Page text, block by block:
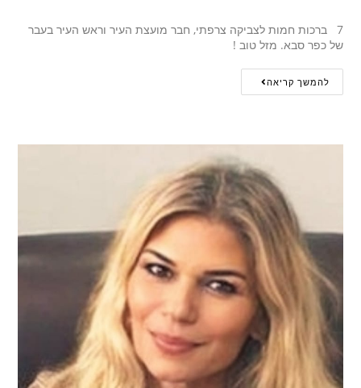
7 ברכות חמות לצביקה צרפתי, חבר מועצת העיר וראש העיר בעבר
של כפר סבא. מזל טוב !
להמשך קריאה